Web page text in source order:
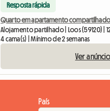
Resposta rápida
Quarto em apartamento compartilhado
Alojamento partilhado | Loos (59120) |
4 cama(s) | Mínimo de 2 semanas
Ver anúncio
País